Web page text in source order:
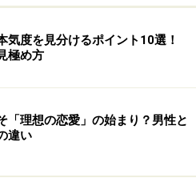
気度を見分けるポイント10選！
極め方
「理想の恋愛」の始まり？男性と
違い